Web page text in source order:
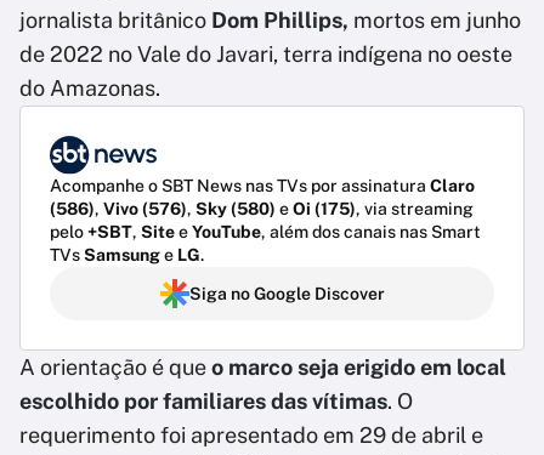
jornalista britânico Dom Phillips, mortos em junho
de 2022 no Vale do Javari, terra indígena no oeste
do Amazonas.
Acompanhe o SBT News nas TVs por assinatura Claro
(586), Vivo (576), Sky (580) eOi (175), via streaming
pelo+SBT, SiteeYouTube, além dos canais nas Smart
TVsSamsunge LG.
Siga no Google Discover
A orientação é queo marco seja erigido em local
escolhido por familiares das vítimas. O
requerimento foi apresentado em 29 de abril e